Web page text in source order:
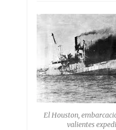
El Houston,
valientes